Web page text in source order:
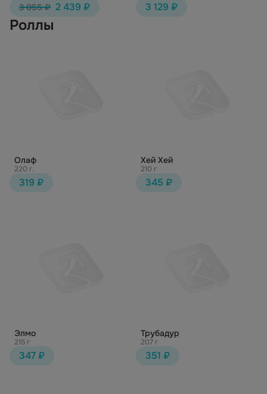
3 055 ₽ 2 439 ₽ 3 129 ₽
Роллы
Олаф
220 г.
319 ₽
Хей Хей
210 г
345 ₽
Элмо
215 г
347 ₽
Трубадур
207 г
351 ₽